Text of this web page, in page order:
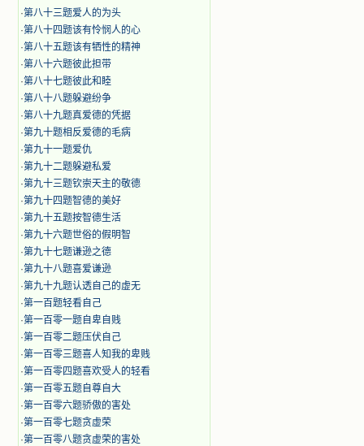
·第八十三题爱人的为头
·第八十四题该有怜悯人的心
·第八十五题该有牺性的精神
·第八十六题彼此担带
·第八十七题彼此和睦
·第八十八题躲避纷争
·第八十九题真爱德的凭据
·第九十题相反爱德的毛病
·第九十一题爱仇
·第九十二题躲避私爱
·第九十三题钦崇天主的敬德
·第九十四题智德的美好
·第九十五题按智德生活
·第九十六题世俗的假明智
·第九十七题谦逊之德
·第九十八题喜爱谦逊
·第九十九题认透自己的虚无
·第一百题轻看自己
·第一百零一题自卑自贱
·第一百零二题压伏自己
·第一百零三题喜人知我的卑贱
·第一百零四题喜欢受人的轻看
·第一百零五题自尊自大
·第一百零六题骄傲的害处
·第一百零七题贪虚荣
·第一百零八题贪虚荣的害处